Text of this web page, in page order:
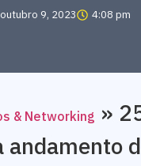
outubro 9, 2023 4:08 pm
& Networking »
andamento